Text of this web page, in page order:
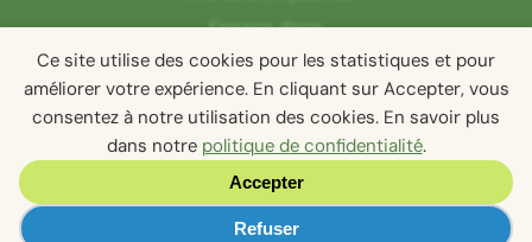
Ce site utilise des cookies pour les statistiques et pour
améliorer votre expérience. En cliquant sur Accepter, vous
consentez à notre utilisation des cookies. En savoir plus
dans notre politique de confidentialité.
Accepter
Refuser
Préférences des cookies
Espace docs
Contact
Confidentialité
Mentions légales
Réalisation NSI Agence Ho5